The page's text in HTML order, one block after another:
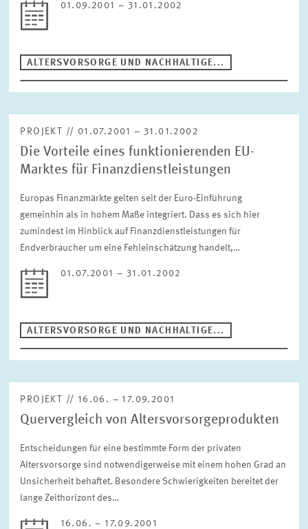
Zeitraum
ZURÜCKSETZEN
01.09.2001 – 31.01.2002
ALTERSVORSORGE UND NACHHALTIGE...
PROJEKT // 01.07.2001 – 31.01.2002
Die Vorteile eines funktionierenden EU-
Marktes für Finanzdienstleistungen
Europas Finanzmärkte gelten seit der Euro-Einführung
gemeinhin als in hohem Maße integriert. Dass es sich hier
zumindest im Hinblick auf Finanzdienstleistungen für
Endverbraucher um eine Fehleinschätzung handelt,…
01.07.2001 – 31.01.2002
ALTERSVORSORGE UND NACHHALTIGE...
PROJEKT // 16.06. – 17.09.2001
Quervergleich von Altersvorsorgeprodukten
Entscheidungen für eine bestimmte Form der privaten
Altersvorsorge sind notwendigerweise mit einem hohen Grad an
Unsicherheit behaftet. Besondere Schwierigkeiten bereitet der
lange Zeithorizont des…
16.06. – 17.09.2001